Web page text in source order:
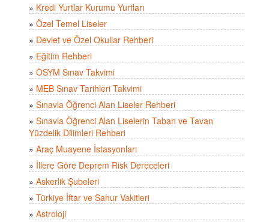
» Kredi Yurtlar Kurumu Yurtları
» Özel Temel Liseler
» Devlet ve Özel Okullar Rehberi
» Eğitim Rehberi
» ÖSYM Sınav Takvimi
» MEB Sınav Tarihleri Takvimi
» Sınavla Öğrenci Alan Liseler Rehberi
» Sınavla Öğrenci Alan Liselerin Taban ve Tavan
Yüzdelik Dilimleri Rehberi
» Araç Muayene İstasyonları
» İllere Göre Deprem Risk Dereceleri
» Askerlik Şubeleri
» Türkiye İftar ve Sahur Vakitleri
» Astroloji